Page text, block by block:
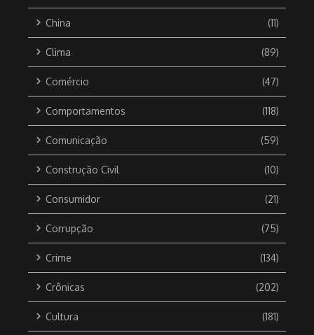
China (11)
Clima (89)
Comércio (47)
Comportamentos (118)
Comunicação (59)
Construção Civil (10)
Consumidor (21)
Corrupção (75)
Crime (134)
Crônicas (202)
Cultura (181)